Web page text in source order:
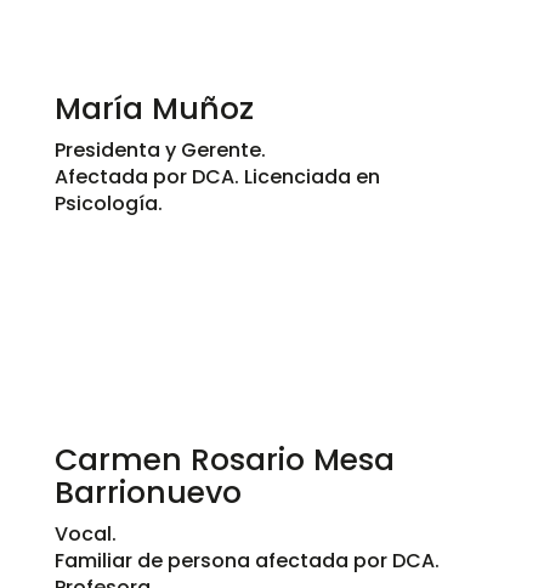
María Muñoz
Presidenta y Gerente.
Afectada por DCA. Licenciada en
Psicología.
Carmen Rosario Mesa
Barrionuevo
Vocal.
​Familiar de persona afectada por DCA.